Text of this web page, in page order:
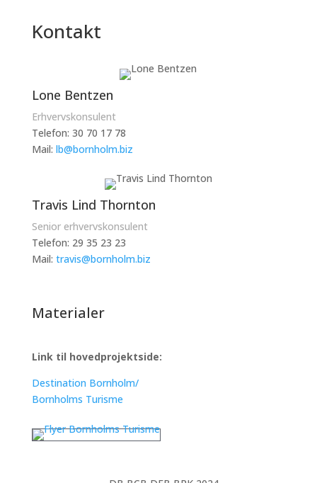
Kontakt
Lone Bentzen
Erhvervskonsulent
Telefon: 30 70 17 78
Mail: lb@bornholm.biz
Travis Lind Thornton
Senior erhvervskonsulent
Telefon: 29 35 23 23
Mail: travis@bornholm.biz
Materialer
Link til hovedprojektside:
Destination Bornholm/
Bornholms Turisme